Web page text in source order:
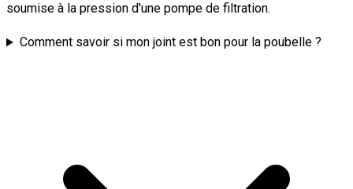
soumise à la pression d'une pompe de filtration.
Comment savoir si mon joint est bon pour la poubelle ?